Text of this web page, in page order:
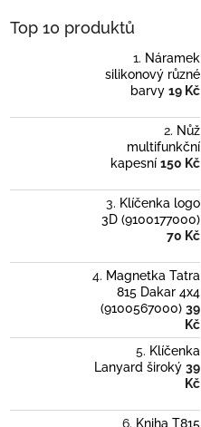
Top 10 produktů
Náramek
silikonový různé
barvy 19 Kč
Nůž
multifunkční
kapesní 150 Kč
Klíčenka logo
3D (9100177000)
70 Kč
Magnetka Tatra
815 Dakar 4x4
(9100567000) 39
Kč
Klíčenka
Lanyard široký 39
Kč
Kniha T815